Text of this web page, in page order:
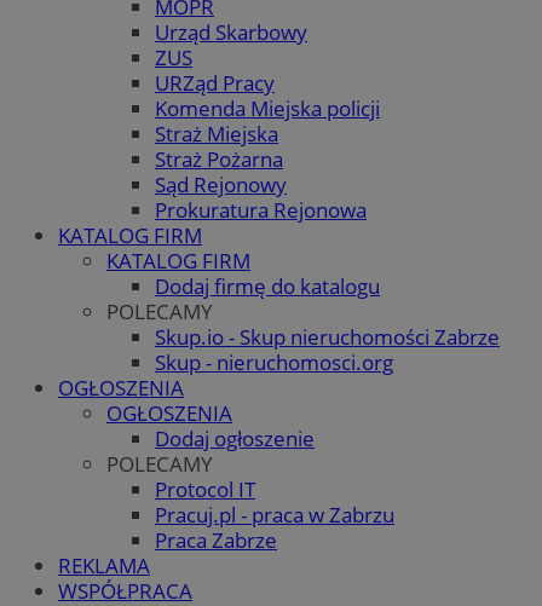
MOPR
Urząd Skarbowy
ZUS
URZąd Pracy
Komenda Miejska policji
Straż Miejska
Straż Pożarna
Sąd Rejonowy
Prokuratura Rejonowa
KATALOG FIRM
KATALOG FIRM
Dodaj firmę do katalogu
POLECAMY
Skup.io - Skup nieruchomości Zabrze
Skup - nieruchomosci.org
OGŁOSZENIA
OGŁOSZENIA
Dodaj ogłoszenie
POLECAMY
Protocol IT
Pracuj.pl - praca w Zabrzu
Praca Zabrze
REKLAMA
WSPÓŁPRACA